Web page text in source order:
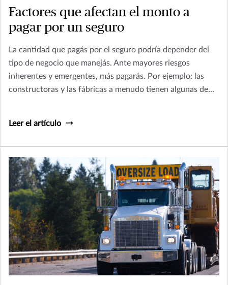
Factores que afectan el monto a
pagar por un seguro
La cantidad que pagás por el seguro podría depender del
tipo de negocio que manejás. Ante mayores riesgos
inherentes y emergentes, más pagarás. Por ejemplo: las
constructoras y las fábricas a menudo tienen algunas de
Leer el artículo